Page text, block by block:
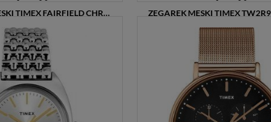
anonimowych danych dla celów reklamowych i statystycznych,
Facebook). Korzystanie ze Sklepu bez zmiany ustawień w
przeglądarce dotyczących cookies oznacza, że będą one
zamieszczane w urządzeniu końcowym każdego użytkownika.
Jeżeli użytkownik nie wyraża zgody na stosowanie plików
cookies powinien zmienić ustawienia swojej przeglądarki.
znajduje się więcej informacji o plikach cookies.
ZEGAREK MĘSKI TIMEX FAIRFIELD CHRONOGRAPH Z KOPERTĄ 41 MM I SKÓRZANYM PASKIEM
549,00 zł 690,00 zł 555,00 zł